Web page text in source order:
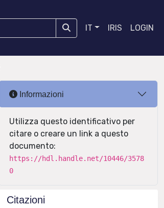
IT IRIS LOGIN
Informazioni
Utilizza questo identificativo per
citare o creare un link a questo
documento:
https://hdl.handle.net/10446/3578
0
Citazioni